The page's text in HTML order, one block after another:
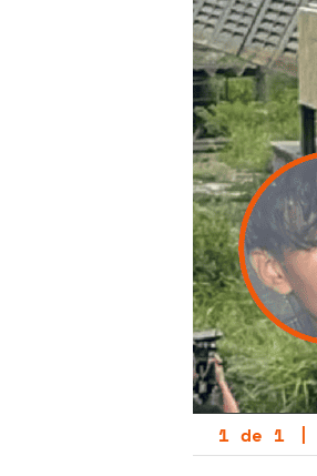
1 de 1 |